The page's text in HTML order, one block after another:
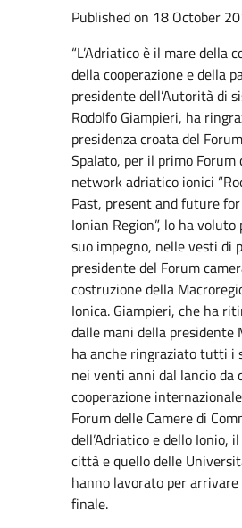
Published on 18 October
“L’Adriatico è il mare della
della cooperazione e della
presidente dell’Autorità di
Rodolfo Giampieri, ha
presidenza croata del
Spalato, per il primo Forum
network adriatico ionici
Past, present and future
Ionian Region”, lo ha
suo impegno, nelle vesti di
presidente del Forum
costruzione della
Ionica. Giampieri, che ha
dalle mani della presidente
ha anche ringraziato tutti i
nei venti anni dal lancio da
cooperazione
Forum delle Camere di
dell’Adriatico e dello Ionio,
città e quello delle
hanno lavorato per
finale.